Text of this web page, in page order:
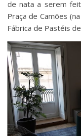
de nata a serem
Praça de Camões
Fábrica de Pastéis